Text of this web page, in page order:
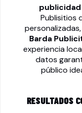
publicidad
Publisitios
Barda
experiencia
datos
público
RESULTADOS